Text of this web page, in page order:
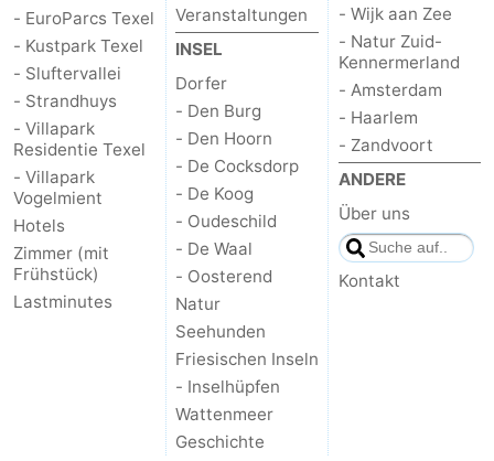
Medizin
Adressen
Region
Watteninseln
-
Schiermonnikoog
-
Ameland
-
Terschelling
-
- EuroParcs Texel
- Kustpark Texel
- Sluftervallei
- Strandhuys
- Villapark
Residentie Texel
- Villapark
Vogelmient
Hotels
Zimmer (mit
Frühstück)
Lastminutes
Veranstaltungen
INSEL
Dorfer
- Den Burg
- Den Hoorn
- De Cocksdorp
- De Koog
- Oudeschild
- De Waal
- Oosterend
Natur
Seehunden
Friesischen Inseln
- Inselhüpfen
Wattenmeer
Geschichte
- Wijk aan Zee
- Natur Zuid-
Kennermerland
- Amsterdam
- Haarlem
- Zandvoort
ANDERE
Über uns
Kontakt